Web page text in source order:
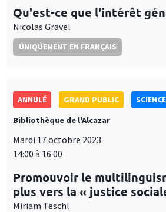
Qu'est-ce que l'intérêt
Nicolas Gravel
UNIQUEMENT EN FRANÇAIS
ANNULÉ GRAND PUBLIC
Bibliothèque de l'Alcazar
Mardi 17 octobre 2023
14:00 à 16:00
Promouvoir le
plus vers la « justice
Miriam Teschl